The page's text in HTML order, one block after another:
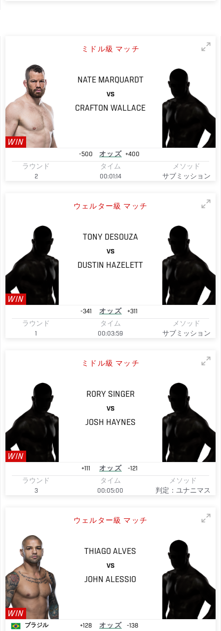
ミドル級 マッチ
WIN
NATE MARQUARDT
VS
CRAFTON WALLACE
-500 オッズ
+400
ラウンド
2
タイム
00:01:14
メソッド
サブミッション
ウェルター級 マッチ
WIN
TONY DESOUZA
VS
DUSTIN HAZELETT
-341 オッズ
+311
ラウンド
1
タイム
00:03:59
メソッド
サブミッション
ミドル級 マッチ
WIN
RORY SINGER
VS
JOSH HAYNES
+111 オッズ
-121
ラウンド
3
タイム
00:05:00
メソッド
判定：ユナニマス
ウェルター級 マッチ
WIN
THIAGO ALVES
VS
JOHN ALESSIO
ブラジル +128 オッズ
-138